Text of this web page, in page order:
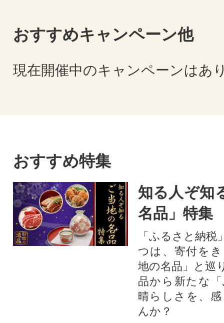
おすすめキャンペーン他
現在開催中のキャンペーンはあ
おすすめ特集
知る人ぞ知
名品」特集
「ふるさと納
つは、寄付を
地の名品」と巡
品から新たな
晴らしさを、
んか？